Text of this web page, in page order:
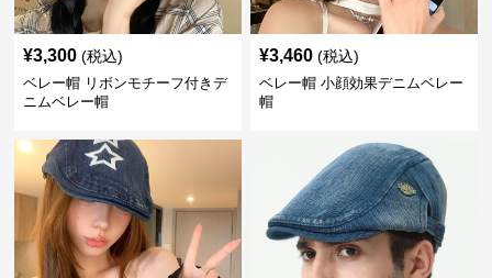
¥3,300 (税込)
ベレー帽 リボンモチーフ付きデ
ニムベレー帽
¥3,460 (税込)
ベレー帽 小顔効果デニムベレー
帽